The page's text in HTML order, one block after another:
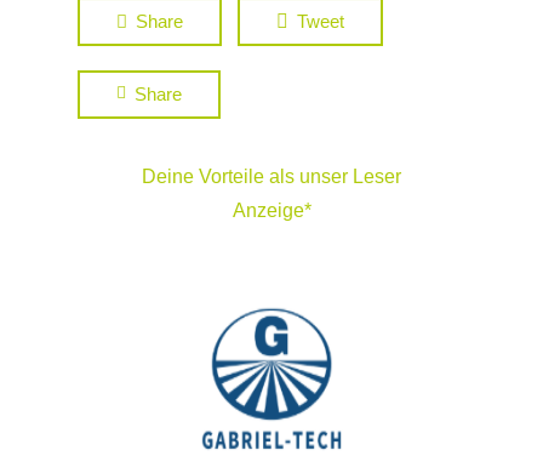
Share Tweet
Share
Deine Vorteile als unser Leser
Anzeige*